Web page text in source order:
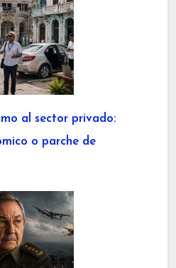
al sector privado:
o parche de